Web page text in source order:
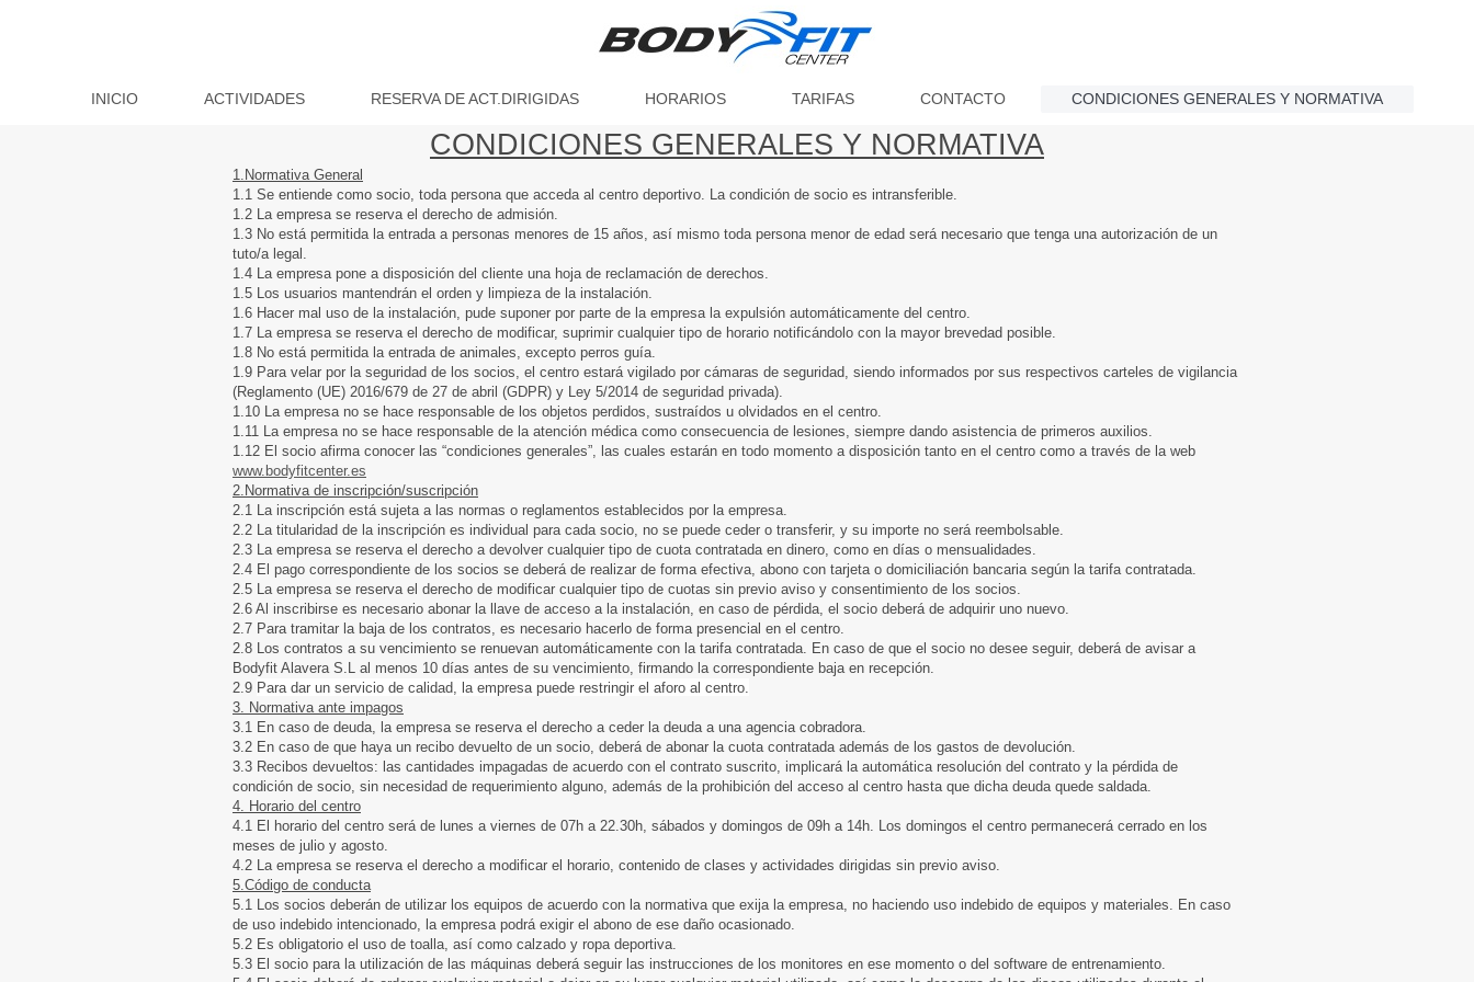
INICIO ACTIVIDADES RESERVA DE ACT.DIRIGIDAS HORARIOS TARIFAS CONTACTO CONDICIONES GENERALES Y NORMATIVA
CONDICIONES GENERALES Y NORMATIVA
1.Normativa General
1.1 Se entiende como socio, toda persona que acceda al centro deportivo. La condición de socio es intransferible.
1.2 La empresa se reserva el derecho de admisión.
1.3 No está permitida la entrada a personas menores de 15 años, así mismo toda persona menor de edad será necesario que tenga una autorización de un
tuto/a legal.
1.4 La empresa pone a disposición del cliente una hoja de reclamación de derechos.
1.5 Los usuarios mantendrán el orden y limpieza de la instalación.
1.6 Hacer mal uso de la instalación, pude suponer por parte de la empresa la expulsión automáticamente del centro.
1.7 La empresa se reserva el derecho de modificar, suprimir cualquier tipo de horario notificándolo con la mayor brevedad posible.
1.8 No está permitida la entrada de animales, excepto perros guía.
1.9 Para velar por la seguridad de los socios, el centro estará vigilado por cámaras de seguridad, siendo informados por sus respectivos carteles de vigilancia
(Reglamento (UE) 2016/679 de 27 de abril (GDPR) y Ley 5/2014 de seguridad privada).
1.10 La empresa no se hace responsable de los objetos perdidos, sustraídos u olvidados en el centro.
1.11 La empresa no se hace responsable de la atención médica como consecuencia de lesiones, siempre dando asistencia de primeros auxilios.
1.12 El socio afirma conocer las “condiciones generales”, las cuales estarán en todo momento a disposición tanto en el centro como a través de la web
www.bodyfitcenter.es
2.Normativa de inscripción/suscripción
2.1 La inscripción está sujeta a las normas o reglamentos establecidos por la empresa.
2.2 La titularidad de la inscripción es individual para cada socio, no se puede ceder o transferir, y su importe no será reembolsable.
2.3 La empresa se reserva el derecho a devolver cualquier tipo de cuota contratada en dinero, como en días o mensualidades.
2.4 El pago correspondiente de los socios se deberá de realizar de forma efectiva, abono con tarjeta o domiciliación bancaria según la tarifa contratada.
2.5 La empresa se reserva el derecho de modificar cualquier tipo de cuotas sin previo aviso y consentimiento de los socios.
2.6 Al inscribirse es necesario abonar la llave de acceso a la instalación, en caso de pérdida, el socio deberá de adquirir uno nuevo.
2.7 Para tramitar la baja de los contratos, es necesario hacerlo de forma presencial en el centro.
2.8 Los contratos a su vencimiento se renuevan automáticamente con la tarifa contratada. En caso de que el socio no desee seguir, deberá de avisar a
Bodyfit Alavera S.L al menos 10 días antes de su vencimiento, firmando la correspondiente baja en recepción.
2.9 Para dar un servicio de calidad, la empresa puede restringir el aforo al centro.
3. Normativa ante impagos
3.1 En caso de deuda, la empresa se reserva el derecho a ceder la deuda a una agencia cobradora.
3.2 En caso de que haya un recibo devuelto de un socio, deberá de abonar la cuota contratada además de los gastos de devolución.
3.3 Recibos devueltos: las cantidades impagadas de acuerdo con el contrato suscrito, implicará la automática resolución del contrato y la pérdida de
condición de socio, sin necesidad de requerimiento alguno, además de la prohibición del acceso al centro hasta que dicha deuda quede saldada.
4. Horario del centro
4.1 El horario del centro será de lunes a viernes de 07h a 22.30h, sábados y domingos de 09h a 14h. Los domingos el centro permanecerá cerrado en los
meses de julio y agosto.
4.2 La empresa se reserva el derecho a modificar el horario, contenido de clases y actividades dirigidas sin previo aviso.
5.Código de conducta
5.1 Los socios deberán de utilizar los equipos de acuerdo con la normativa que exija la empresa, no haciendo uso indebido de equipos y materiales. En caso
de uso indebido intencionado, la empresa podrá exigir el abono de ese daño ocasionado.
5.2 Es obligatorio el uso de toalla, así como calzado y ropa deportiva.
5.3 El socio para la utilización de las máquinas deberá seguir las instrucciones de los monitores en ese momento o del software de entrenamiento.